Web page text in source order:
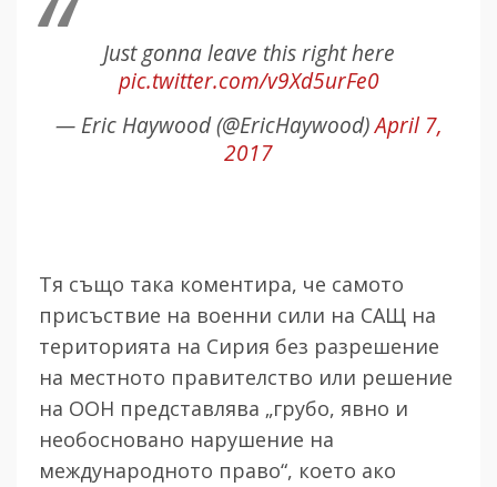
Just gonna leave this right here
pic.twitter.com/v9Xd5urFe0
— Eric Haywood (@EricHaywood)April 7,
2017
Тя също така коментира, че самото
присъствие на военни сили на САЩ на
територията на Сирия без разрешение
на местното правителство или решение
на ООН представлява „грубо, явно и
необосновано нарушение на
международното право“, което ако